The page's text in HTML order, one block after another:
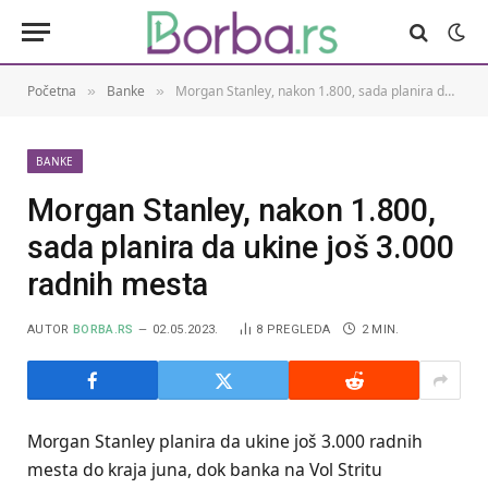
Početna » Banke » Morgan Stanley, nakon 1.800, sada planira da ukine još 3.000 radnih mesta
BANKE
Morgan Stanley, nakon 1.800,
sada planira da ukine još 3.000
radnih mesta
AUTOR BORBA.RS 02.05.2023. 8 PREGLEDA 2 MIN.
Morgan Stanley planira da ukine još 3.000 radnih
mesta do kraja juna, dok banka na Vol Stritu